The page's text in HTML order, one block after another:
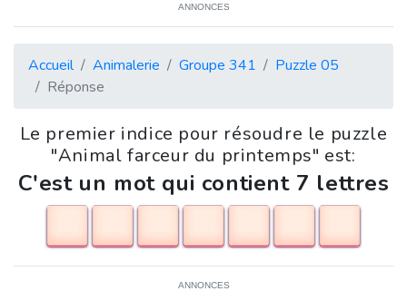
ANNONCES
Accueil Animalerie Groupe 341
Puzzle 05
Réponse
Le premier indice pour résoudre le puzzle
"Animal farceur du printemps" est:
C'est un mot qui contient 7 lettres
ANNONCES